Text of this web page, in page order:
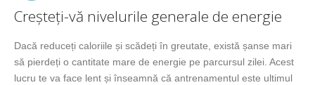
Creșteți-vă nivelurile generale de energie
Dacă reduceți caloriile și scădeți în greutate, există șanse mari
să pierdeți o cantitate mare de energie pe parcursul zilei. Acest
lucru te va face lent și înseamnă că antrenamentul este ultimul